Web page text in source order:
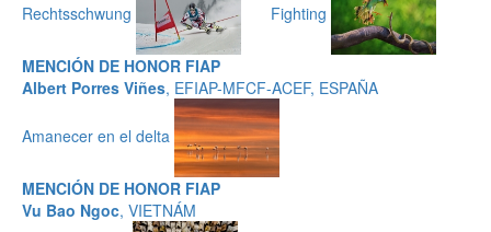
Rechtsschwung Fighting
MENCIÓN DE HONOR FIAP
Albert Porres Viñes, EFIAP-MFCF-ACEF, ESPAÑA
Amanecer en el delta
MENCIÓN DE HONOR FIAP
Vu Bao Ngoc, VIETNÁM